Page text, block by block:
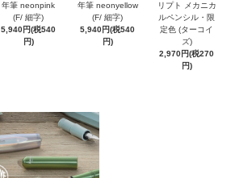
年筆 neonpink
(F/ 細字)
5,940円(税540
円)
年筆 neonyellow
(F/ 細字)
5,940円(税540
円)
リプト メカニカ
ルペンシル・限
定色 (ターコイ
ズ)
2,970円(税270
円)